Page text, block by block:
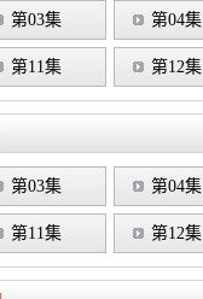
第03集 第04集
第11集 第12集
第03集 第04集
第11集 第12集